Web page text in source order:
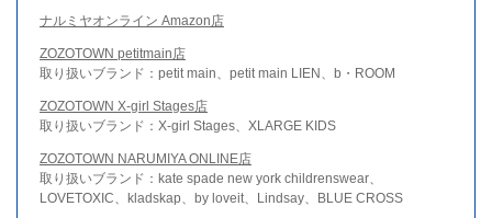
ナルミヤオンライン Amazon店
ZOZOTOWN petitmain店
取り扱いブランド：petit main、petit main LIEN、b・ROOM
ZOZOTOWN X-girl Stages店
取り扱いブランド：X-girl Stages、XLARGE KIDS
ZOZOTOWN NARUMIYA ONLINE店
取り扱いブランド：kate spade new york childrenswear、
LOVETOXIC、kladskap、by loveit、Lindsay、BLUE CROSS